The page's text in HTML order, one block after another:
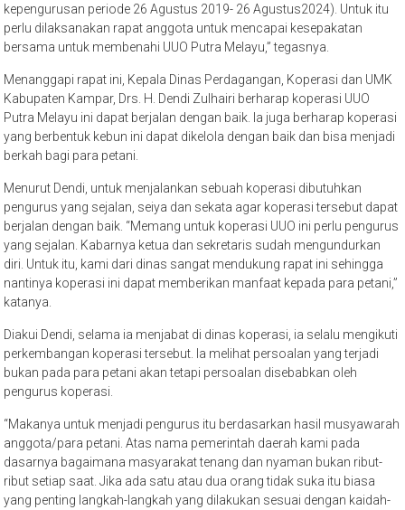
kepengurusan periode 26 Agustus 2019- 26 Agustus2024). Untuk itu
perlu dilaksanakan rapat anggota untuk mencapai kesepakatan
bersama untuk membenahi UUO Putra Melayu,” tegasnya.
Menanggapi rapat ini, Kepala Dinas Perdagangan, Koperasi dan UMK
Kabupaten Kampar, Drs. H. Dendi Zulhairi berharap koperasi UUO
Putra Melayu ini dapat berjalan dengan baik. Ia juga berharap koperasi
yang berbentuk kebun ini dapat dikelola dengan baik dan bisa menjadi
berkah bagi para petani.
Menurut Dendi, untuk menjalankan sebuah koperasi dibutuhkan
pengurus yang sejalan, seiya dan sekata agar koperasi tersebut dapat
berjalan dengan baik. “Memang untuk koperasi UUO ini perlu pengurus
yang sejalan. Kabarnya ketua dan sekretaris sudah mengundurkan
diri. Untuk itu, kami dari dinas sangat mendukung rapat ini sehingga
nantinya koperasi ini dapat memberikan manfaat kepada para petani,”
katanya.
Diakui Dendi, selama ia menjabat di dinas koperasi, ia selalu mengikuti
perkembangan koperasi tersebut. Ia melihat persoalan yang terjadi
bukan pada para petani akan tetapi persoalan disebabkan oleh
pengurus koperasi.
“Makanya untuk menjadi pengurus itu berdasarkan hasil musyawarah
anggota/para petani. Atas nama pemerintah daerah kami pada
dasarnya bagaimana masyarakat tenang dan nyaman bukan ribut-
ribut setiap saat. Jika ada satu atau dua orang tidak suka itu biasa
yang penting langkah-langkah yang dilakukan sesuai dengan kaidah-